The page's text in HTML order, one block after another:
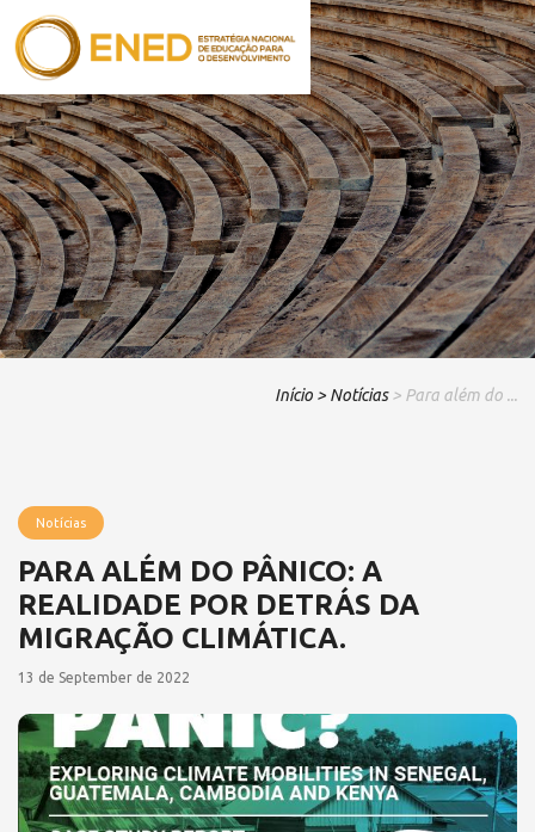
Início > Notícias > Para além do ...
Notícias
PARA ALÉM DO PÂNICO: A
REALIDADE POR DETRÁS DA
MIGRAÇÃO CLIMÁTICA.
13 de September de 2022